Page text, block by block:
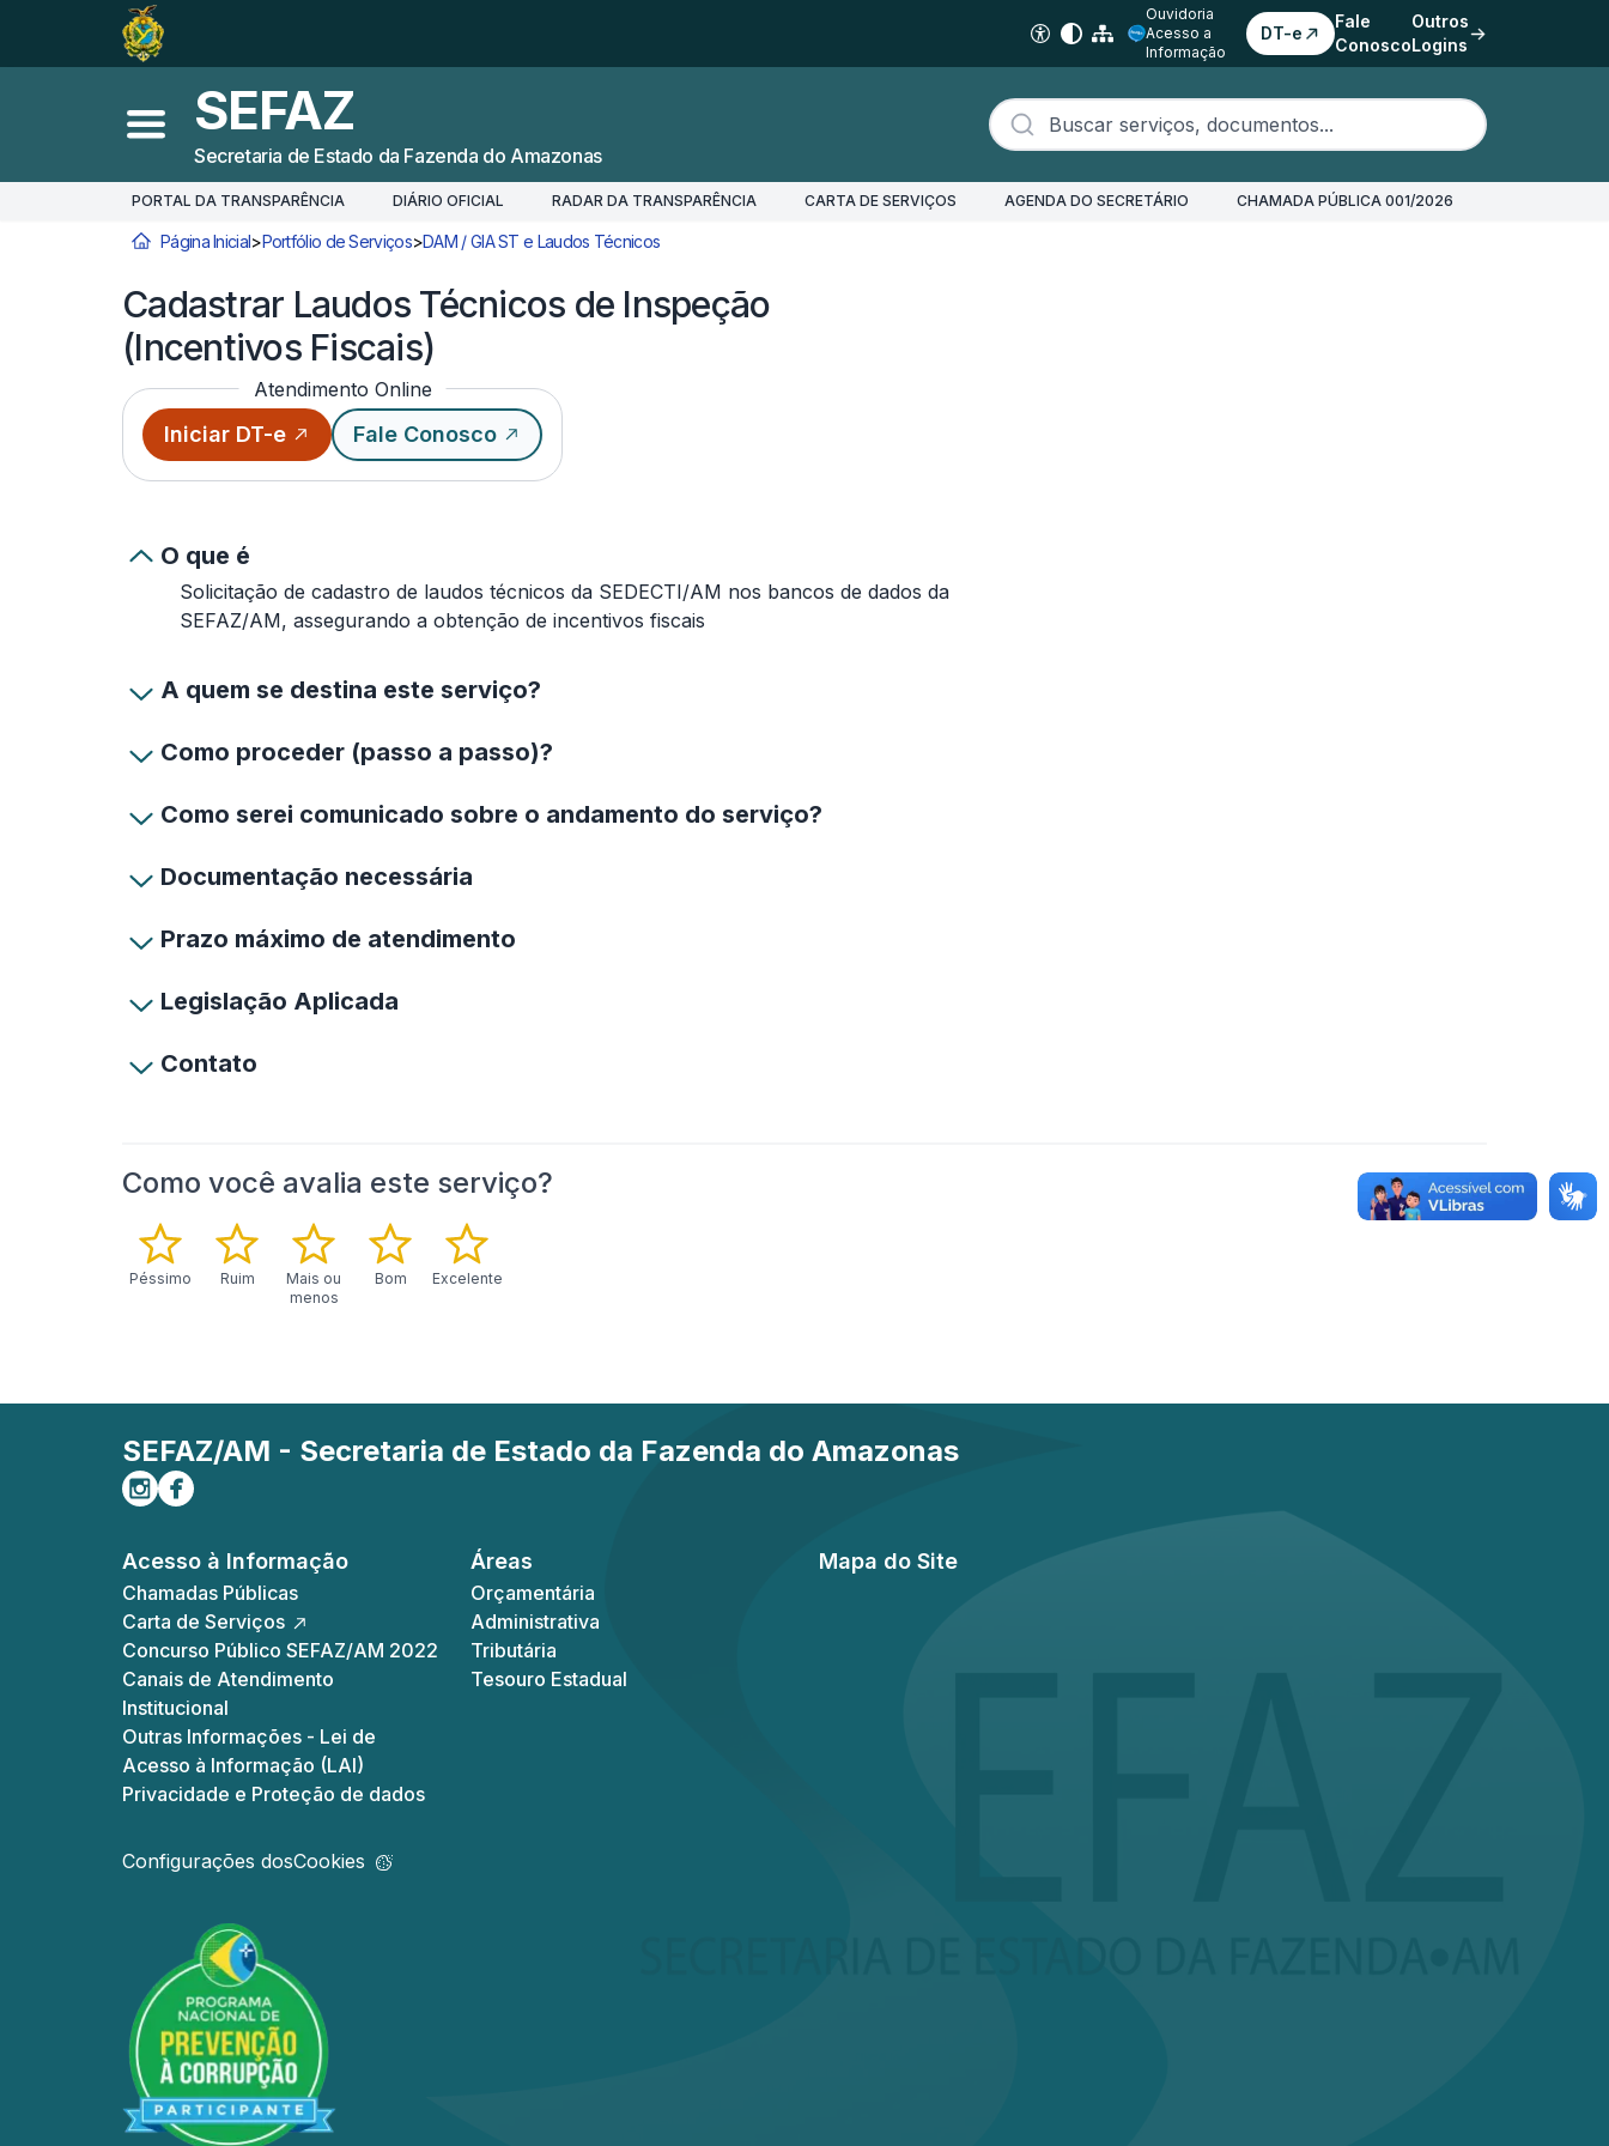
Ir para a
Busca 2
Ouvidoria
Acesso a
Informação
DT-e
Fale
Conosco
Outros
Logins
Abrir menu principal
SEFAZ
Secretaria de Estado da Fazenda do Amazonas
Buscar serviços, documentos...
PORTAL DA TRANSPARÊNCIA DIÁRIO OFICIAL RADAR DA TRANSPARÊNCIA CARTA DE SERVIÇOS AGENDA DO SECRETÁRIO CHAMADA PÚBLICA 001/2026
Você está aqui:
Página Inicial>Portfólio de Serviços>DAM / GIA ST e Laudos TécnicosCadastrar Laudos Técnicos de Inspeção (Incentivos Fiscais)
Cadastrar Laudos Técnicos de Inspeção
(Incentivos Fiscais)
Atendimento Online
Iniciar DT-e Fale Conosco
O que é
Solicitação de cadastro de laudos técnicos da SEDECTI/AM nos bancos de dados da
SEFAZ/AM, assegurando a obtenção de incentivos fiscais
A quem se destina este serviço?
Como proceder (passo a passo)?
Como serei comunicado sobre o andamento do serviço?
Documentação necessária
Prazo máximo de atendimento
Legislação Aplicada
Contato
Como você avalia este serviço?
Péssimo Ruim
Mais ou
menos
Bom Excelente
SEFAZ/AM - Secretaria de Estado da Fazenda do Amazonas
Siga-nos no Instagram
Curta-nos no Facebook
Acesso à Informação
Chamadas Públicas
Carta de Serviços
Concurso Público SEFAZ/AM 2022
Canais de Atendimento
Institucional
Outras Informações - Lei de
Acesso à Informação (LAI)
Privacidade e Proteção de dados
Áreas
Orçamentária
Administrativa
Tributária
Tesouro Estadual
Mapa do Site
Configurações dosCookies